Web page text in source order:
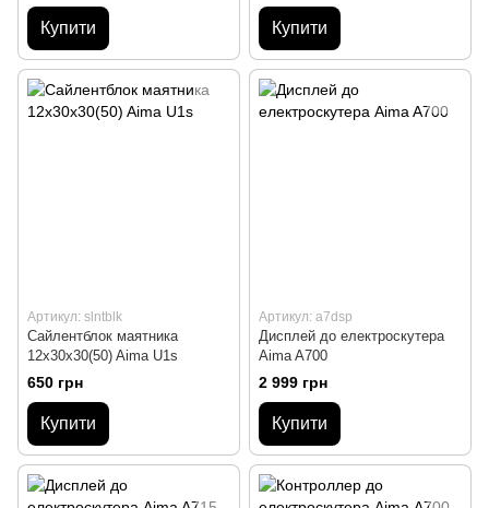
Купити Купити
Артикул: slntblk
Сайлентблок маятника
12x30x30(50) Aima U1s
650 грн
Купити
Артикул: a7dsp
Дисплей до електроскутера
Aima A700
2 999 грн
Купити